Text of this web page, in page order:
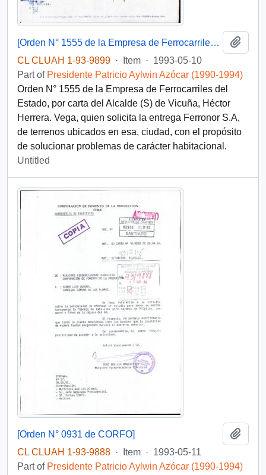
[Orden N° 1555 de la Empresa de Ferrocarriles del Estado]
CL CLUAH 1-93-9899 · Item · 1993-05-10
Part of Presidente Patricio Aylwin Azócar (1990-1994)
Orden N° 1555 de la Empresa de Ferrocarriles del
Estado, por carta del Alcalde (S) de Vicuña, Héctor
Herrera. Vega, quien solicita la entrega Ferronor S.A,
de terrenos ubicados en esa, ciudad, con el propósito
de solucionar problemas de carácter habitacional.
Untitled
[Orden N° 0931 de CORFO]
CL CLUAH 1-93-9888 · Item · 1993-05-11
Part of Presidente Patricio Aylwin Azócar (1990-1994)